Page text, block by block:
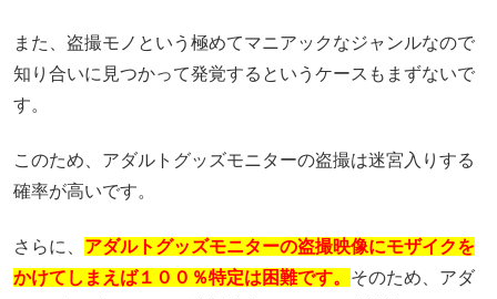
また、盗撮モノという極めてマニアックなジャンルなので
知り合いに見つかって発覚するというケースもまずないで
す。
このため、アダルトグッズモニターの盗撮は迷宮入りする
確率が高いです。
さらに、 アダルトグッズモニターの盗撮映像にモザイクを
かけてしまえば１００％特定は困難です。 そのため、アダ